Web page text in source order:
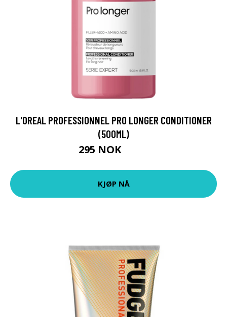
L'OREAL PROFESSIONNEL PRO LONGER CONDITIONER
(500ML)
295 NOK
KJØP NÅ